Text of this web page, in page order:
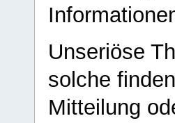
Unseriöse
solche
Mitteilung